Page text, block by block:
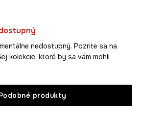
nedostupný. Pozrite sa na
kolekcie, ktoré by sa vám mohli
produkty